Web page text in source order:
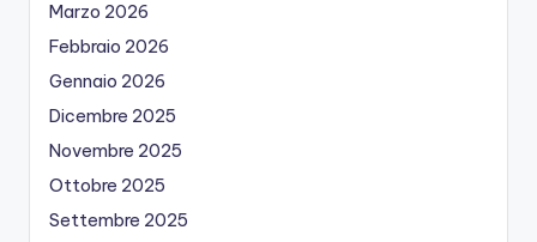
Marzo 2026
Febbraio 2026
Gennaio 2026
Dicembre 2025
Novembre 2025
Ottobre 2025
Settembre 2025